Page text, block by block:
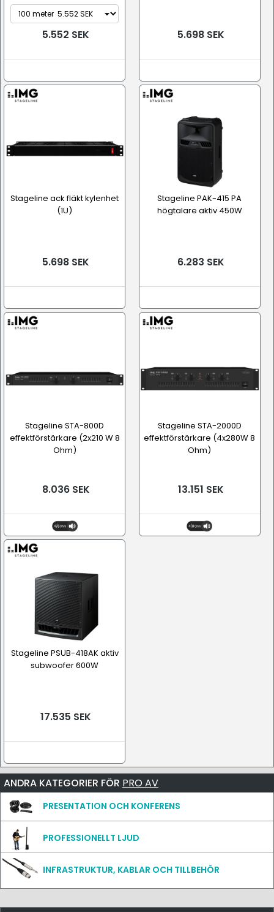
5.552 SEK 5.698 SEK
Stageline ack fläkt kylenhet
(1U)
5.698 SEK
Stageline PAK-415 PA
högtalare aktiv 450W
6.283 SEK
Stageline STA-800D
effektförstärkare (2x210 W 8
Ohm)
8.036 SEK
Stageline STA-2000D
effektförstärkare (4x280W 8
Ohm)
13.151 SEK
Stageline PSUB-418AK aktiv
subwoofer 600W
17.535 SEK
ANDRA KATEGORIER FÖR PRO AV
PRESENTATION OCH KONFERENS
PROFESSIONELLT LJUD
INFRASTRUKTUR, KABLAR OCH TILLBEHÖR